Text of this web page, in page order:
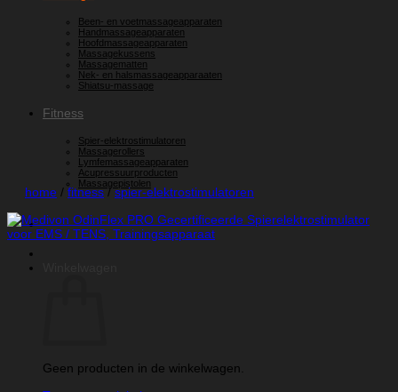
Been- en voetmassageapparaten
Handmassageapparaten
Hoofdmassageapparaten
Massagekussens
Massagematten
Nek- en halsmassageapparaaten
Shiatsu-massage
Fitness
Spier-elektrostimulatoren
Massagerollers
Lymfemassageapparaten
Acupressuurproducten
Massagepistolen
Geen producten in de winkelwagen.
home / fitness / spier-elektrostimulatoren